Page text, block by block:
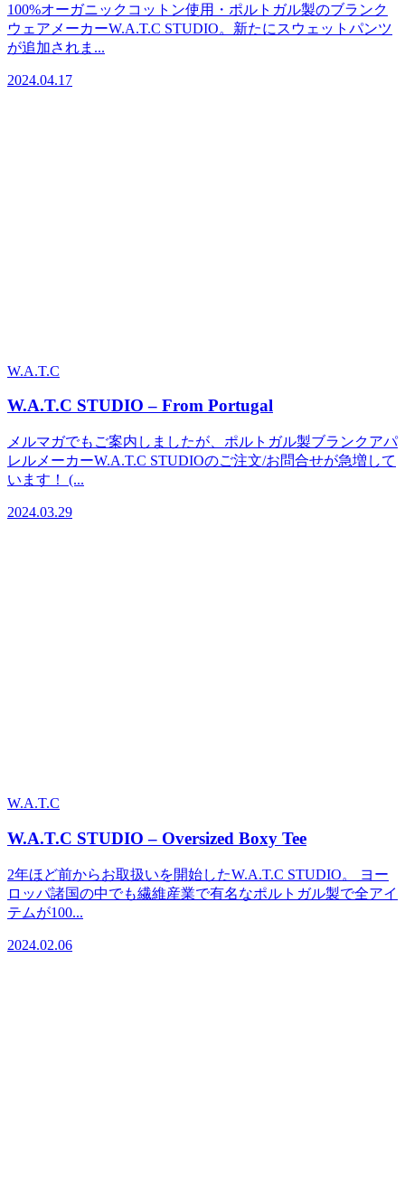
100%オーガニックコットン使用・ポルトガル製のブランク
ウェアメーカーW.A.T.C STUDIO。新たにスウェットパンツ
が追加されま...
2024.04.17
W.A.T.C
W.A.T.C STUDIO – From Portugal
メルマガでもご案内しましたが、ポルトガル製ブランクアパ
レルメーカーW.A.T.C STUDIOのご注文/お問合せが急増して
います！ (...
2024.03.29
W.A.T.C
W.A.T.C STUDIO – Oversized Boxy Tee
2年ほど前からお取扱いを開始したW.A.T.C STUDIO。 ヨー
ロッパ諸国の中でも繊維産業で有名なポルトガル製で全アイ
テムが100...
2024.02.06